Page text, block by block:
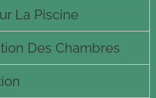
La Piscine
Des Chambres